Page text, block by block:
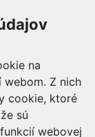
na
webom. Z nich
cookie, ktoré
sú
webovej